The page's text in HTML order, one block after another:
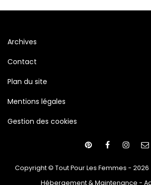
Archives
Contact
Plan du site
Mentions légales
Gestion des cookies
Copyright © Tout Pour Les Femmes - 2026
Hébergement & Maintenance -